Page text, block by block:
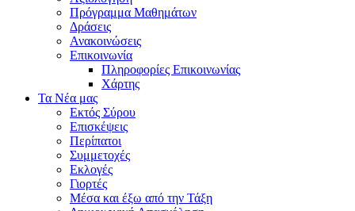
Πρόγραμμα Μαθημάτων
Δράσεις
Ανακοινώσεις
Επικοινωνία
Πληροφορίες Επικοινωνίας
Χάρτης
Τα Νέα μας
Εκτός Σύρου
Επισκέψεις
Περίπατοι
Συμμετοχές
Εκλογές
Γιορτές
Μέσα και έξω από την Τάξη